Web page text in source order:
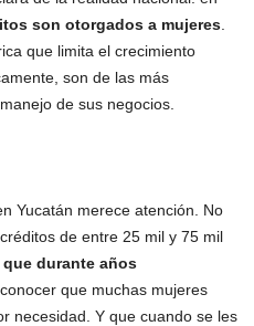
son otorgados a mujeres
que limita el crecimiento
son de las más
de sus negocios.
Yucatán merece atención. No
de entre 25 mil y 75 mil
durante años
que muchas mujeres
necesidad. Y que cuando se les